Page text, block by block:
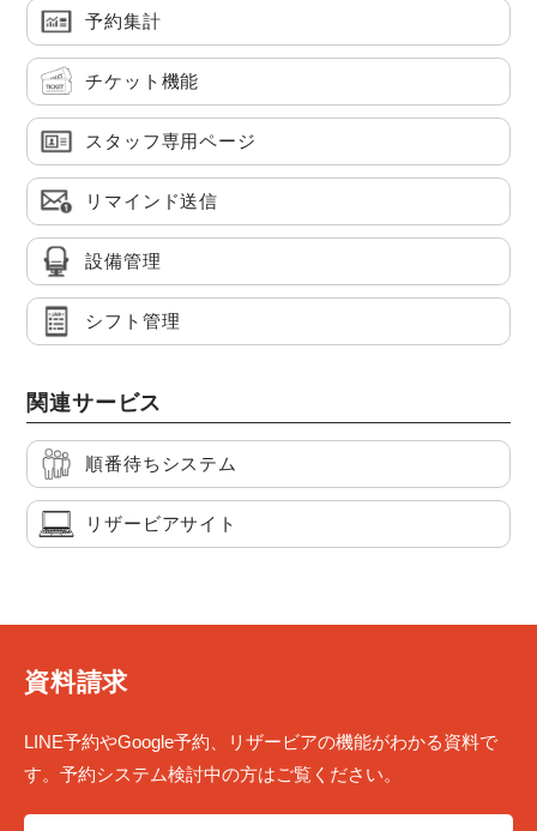
予約集計
チケット機能
スタッフ専用ページ
リマインド送信
設備管理
シフト管理
関連サービス
順番待ちシステム
リザービアサイト
資料請求
LINE予約やGoogle予約、リザービアの機能がわかる資料で
す。予約システム検討中の方はご覧ください。